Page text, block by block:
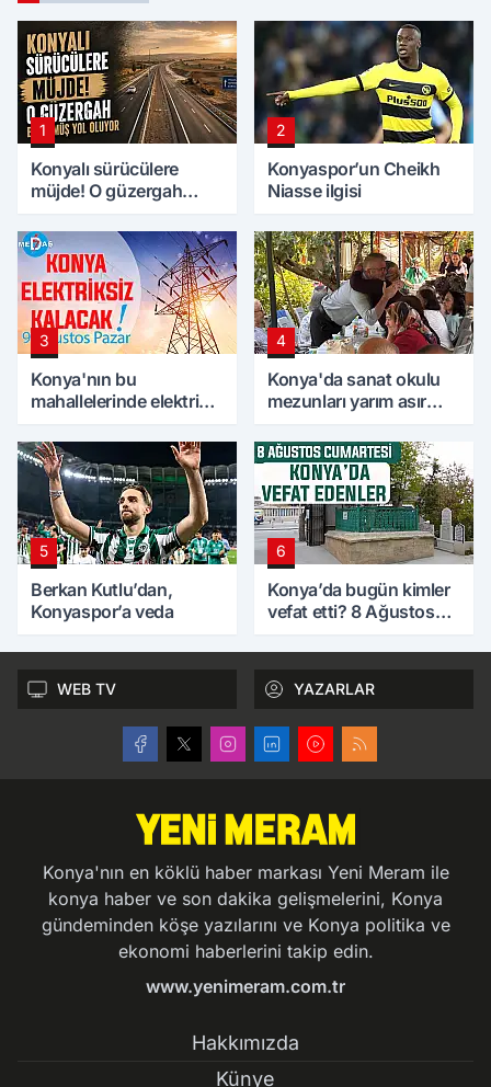
1
Konyalı sürücülere
müjde! O güzergah
2
Konyaspor’un Cheikh
Niasse ilgisi
3
Konya'nın bu
mahallelerinde elektrik
Pazar
4
Konya'da sanat okulu
mezunları yarım asır
5
Berkan Kutlu’dan,
Konyaspor’a veda
6
Konya’da bugün kimler
vefat etti? 8 Ağustos
WEB TV YAZARLAR
Konya'nın en köklü haber markası Yeni Meram ile
konya haber ve son dakika gelişmelerini, Konya
gündeminden köşe yazılarını ve Konya politika ve
ekonomi haberlerini takip edin.
www.yenimeram.com.tr
Hakkımızda
Künye